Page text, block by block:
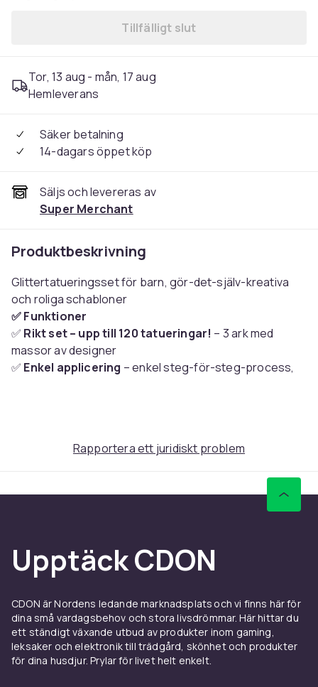
Tillfälligt slut
Tor, 13 aug - mån, 17 aug
Hemleverans
Säker betalning
14-dagars öppet köp
Säljs och levereras av
Super Merchant
Produktbeskrivning
Glittertatueringsset för barn, gör-det-själv-kreativa
och roliga schabloner
✅ Funktioner
✅ Rikt set – upp till 120 tatueringar! – 3 ark med
massor av designer
✅ Enkel applicering – enkel steg-för-steg-process,
håller i timmar, och borttagningen är en tidsfråga
✔️ 24 färgade glitter
✔️ 2 flaskor tatueringslim
✔️ Set med penslar och applikatorer
?Material: säker, giftfri
?Barnets ålder: 4+
?Typ av tatuering: tillfällig, glitter
Rapportera ett juridiskt problem
Upptäck CDON
CDON är Nordens ledande marknadsplats och vi finns här för
dina små vardagsbehov och stora livsdrömmar. Här hittar du
ett ständigt växande utbud av produkter inom gaming,
leksaker och elektronik till trädgård, skönhet och produkter
för dina husdjur. Prylar för livet helt enkelt.